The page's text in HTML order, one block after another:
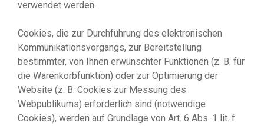
verwendet werden.
Cookies, die zur Durchführung des elektronischen
Kommunikationsvorgangs, zur Bereitstellung
bestimmter, von Ihnen erwünschter Funktionen (z. B. für
die Warenkorbfunktion) oder zur Optimierung der
Website (z. B. Cookies zur Messung des
Webpublikums) erforderlich sind (notwendige
Cookies), werden auf Grundlage von Art. 6 Abs. 1 lit. f